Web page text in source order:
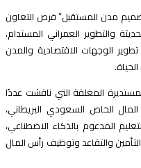
مدن المستقبل” فرص التعاون
والتطوير العمراني المستدام،
الوجهات الاقتصادية والمدن
المغلقة التي ناقشت عددًا
الخاص السعودي البريطاني،
المدعوم بالذكاء الاصطناعي،
والتقاعد وتوظيف رأس المال